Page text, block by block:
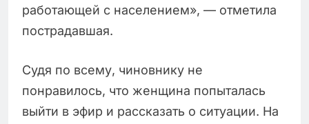
работающей с населением», — отметила
пострадавшая.
Судя по всему, чиновнику не
понравилось, что женщина попыталась
выйти в эфир и рассказать о ситуации. На